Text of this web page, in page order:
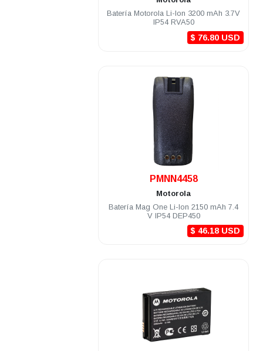
Batería Motorola Li-Ion 3200 mAh 3.7V
IP54 RVA50
$ 76.80 USD
PMNN4458
Motorola
Batería Mag One Li-Ion 2150 mAh 7.4
V IP54 DEP450
$ 46.18 USD